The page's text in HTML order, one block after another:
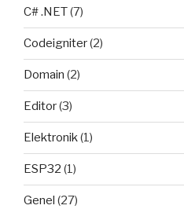
C# .NET(7)
Codeigniter(2)
Domain (2)
Editor(3)
Elektronik(1)
ESP32 (1)
Genel (27)